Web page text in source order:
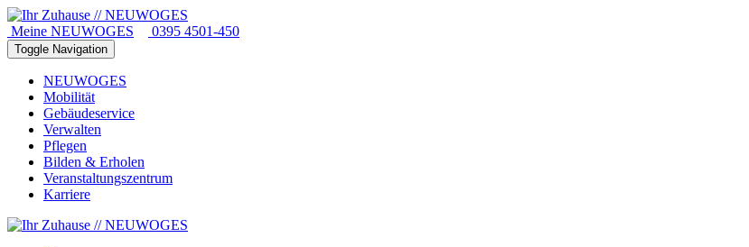
Meine NEUWOGES 0395 4501-450
Toggle Navigation
NEUWOGES
Mobilität
Gebäudeservice
Verwalten
Pflegen
Bilden & Erholen
Veranstaltungszentrum
Karriere